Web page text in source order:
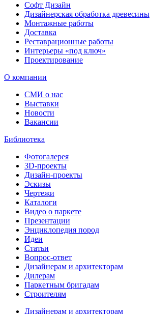
Софт Дизайн
Дизайнерская обработка древесины
Монтажные работы
Доставка
Реставрационные работы
Интерьеры «под ключ»
Проектирование
О компании
СМИ о нас
Выставки
Новости
Вакансии
Библиотека
Фотогалерея
3D-проекты
Дизайн-проекты
Эскизы
Чертежи
Каталоги
Видео о паркете
Презентации
Энциклопедия пород
Идеи
Статьи
Вопрос-ответ
Дизайнерам и архитекторам
Дилерам
Паркетным бригадам
Строителям
Дизайнерам и архитекторам